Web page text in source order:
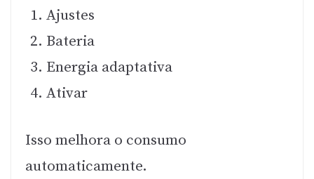
Ajustes
Bateria
Energia adaptativa
Ativar
Isso melhora o consumo
automaticamente.